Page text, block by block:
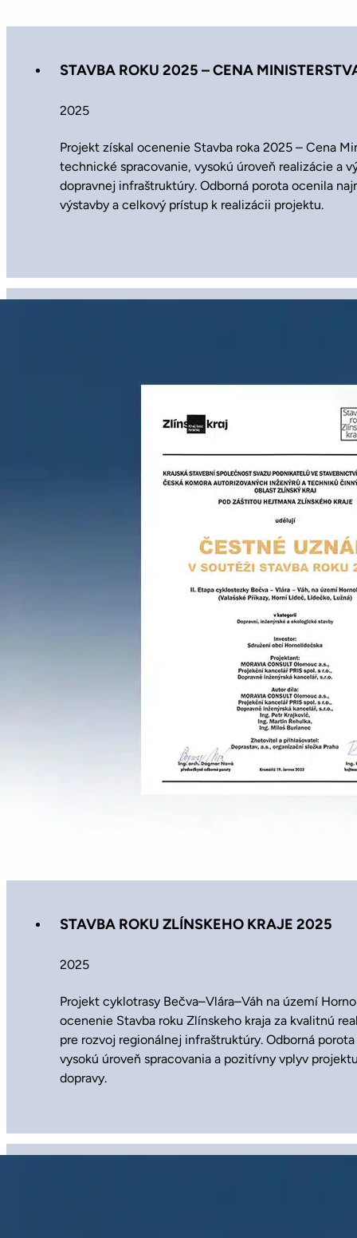
STAVBA ROKU 2025 – CENA
2025
Projekt získal ocenenie Stavba roka 2025 – Cena
technické spracovanie, vysokú úroveň realizácie a
dopravnej infraštruktúry. Odborná porota ocenila
výstavby a celkový prístup k realizácii projektu.
STAVBA ROKU ZLÍNSKEHO KRAJE 2025
2025
Projekt cyklotrasy Bečva–Vlára–Váh na území
ocenenie Stavba roku Zlínskeho kraja za kvalitnú
pre rozvoj regionálnej infraštruktúry. Odborná
vysokú úroveň spracovania a pozitívny vplyv
dopravy.